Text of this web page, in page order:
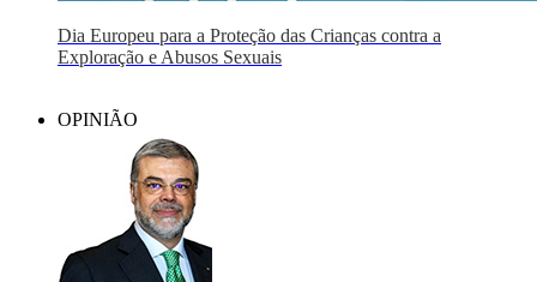
Dia Europeu para a Proteção das Crianças contra a
Exploração e Abusos Sexuais
OPINIÃO